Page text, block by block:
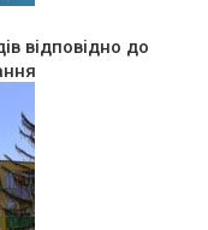
відповідно до